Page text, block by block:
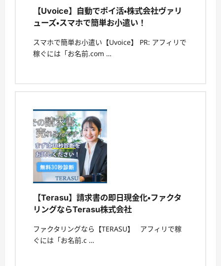
【Uvoice】自動でポイ活・株式会社ヴァリ
ューズ・スマホで簡単お小遣い！
スマホで簡単お小遣い【Uvoice】 PR: アフィリで
稼ぐには「お名前.com …
【Terasu】請求書の即日現金化・ファクタ
リングならTerasu株式会社
ファクタリングなら【TERASU】 アフィリで稼
ぐには「お名前.c …